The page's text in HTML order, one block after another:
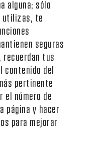
alguna; sólo
utilizas, te
seguras
tus
contenido del
pertinente
número de
página y hacer
para mejorar